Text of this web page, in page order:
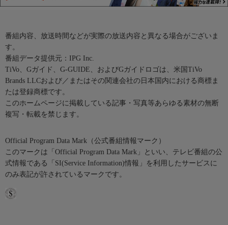
番組内容、放送時間などが実際の放送内容と異なる場合がございま
す。
番組データ提供元：IPG Inc.
TiVo、Gガイド、G-GUIDE、およびGガイドロゴは、米国TiVo
Brands LLCおよび／またはその関連会社の日本国内における商標ま
たは登録商標です。
このホームページに掲載している記事・写真等あらゆる素材の無断
複写・転載を禁じます。
Official Program Data Mark（公式番組情報マーク）
このマークは「Official Program Data Mark」といい、テレビ番組の公
式情報である「SI(Service Information)情報」を利用したサービスに
のみ表記が許されているマークです。